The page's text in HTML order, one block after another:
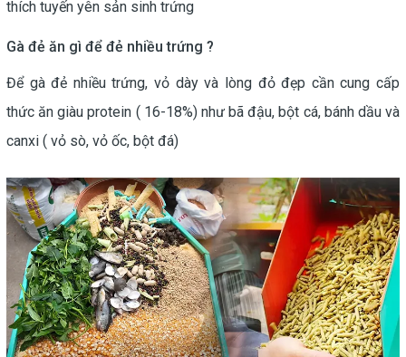
thích tuyến yên sản sinh trứng
Gà đẻ ăn gì để đẻ nhiều trứng ?
Để gà đẻ nhiều trứng, vỏ dày và lòng đỏ đẹp cần cung cấp
thức ăn giàu protein ( 16-18%) như bã đậu, bột cá, bánh dầu và
canxi ( vỏ sò, vỏ ốc, bột đá)